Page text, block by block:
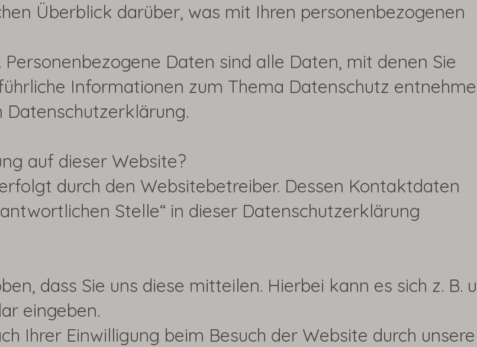
Überblick darüber, was mit Ihren personenbezogenen
Daten sind alle Daten, mit denen Sie
Informationen zum Thema Datenschutz
auf dieser Website?
durch den Websitebetreiber. Dessen Kontaktdaten
Stelle“ in dieser Datenschutzerklärung
dass Sie uns diese mitteilen. Hierbei kann es sich z. B.
eingeben.
Ihrer Einwilligung beim Besuch der Website durch unsere